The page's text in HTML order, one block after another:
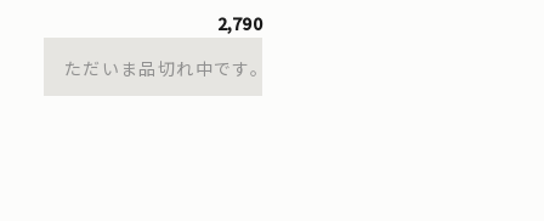
2,790
ただいま品切れ中です。